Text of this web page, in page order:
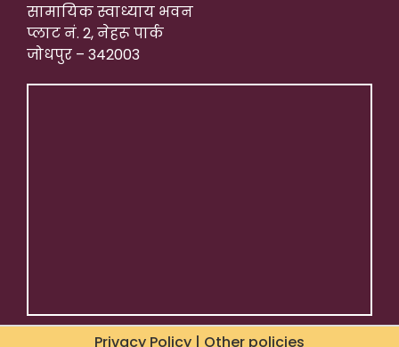
सामायिक स्वाध्याय भवन
प्लाट नं. 2, नेहरू पार्क
जोधपुर – 342003
Privacy Policy | Other policies